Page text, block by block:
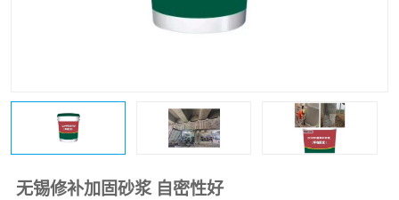
无锡修补加固砂浆 自密性好
金刚砂
膨胀剂 混凝土防碳化涂料
融雪剂